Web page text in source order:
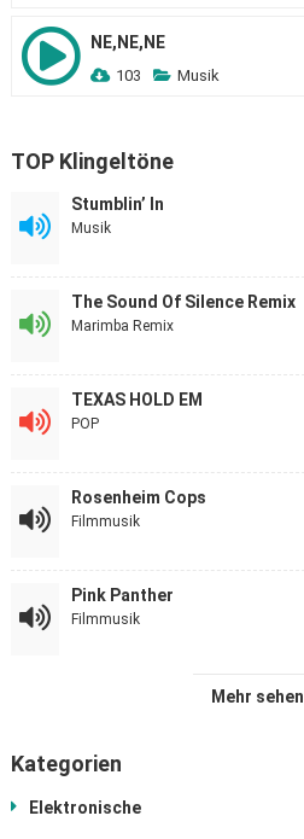
NE,NE,NE
103 Musik
TOP Klingeltöne
Stumblin’ In
Musik
The Sound Of Silence Remix
Marimba Remix
TEXAS HOLD EM
POP
Rosenheim Cops
Filmmusik
Pink Panther
Filmmusik
Mehr sehen
Kategorien
Elektronische